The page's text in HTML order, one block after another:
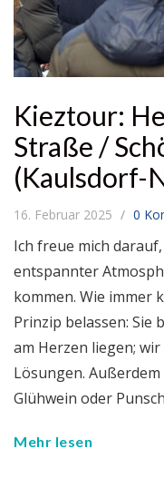
Kieztour:
Straße /
(Kaulsdorf-
16. Februar 2025 0
Ich freue mich
entspannter
kommen. Wie immer
Prinzip belassen: Sie
am Herzen liegen;
Lösungen.
Glühwein oder
Mehr lesen